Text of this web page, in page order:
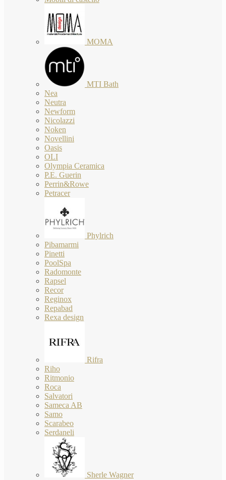
MOMA
MTI Bath
Nea
Neutra
Newform
Nicolazzi
Noken
Novellini
Oasis
OLI
Olympia Ceramica
P.E. Guerin
Perrin&Rowe
Petracer
Phylrich
Pibamarmi
Pinetti
PoolSpa
Radomonte
Rapsel
Recor
Reginox
Repabad
Rexa design
Rifra
Riho
Ritmonio
Roca
Salvatori
Sameca AB
Samo
Scarabeo
Serdaneli
Sherle Wagner